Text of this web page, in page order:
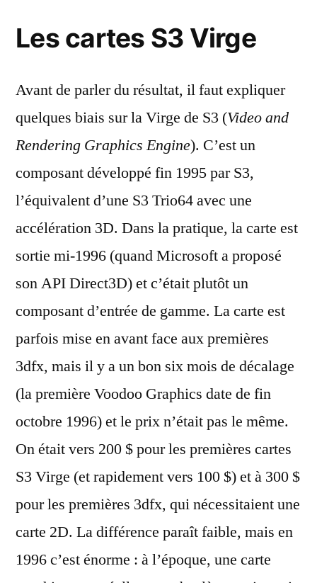
Les cartes S3 Virge
Avant de parler du résultat, il faut expliquer
quelques biais sur la Virge de S3 (Video and
Rendering Graphics Engine). C’est un
composant développé fin 1995 par S3,
l’équivalent d’une S3 Trio64 avec une
accélération 3D. Dans la pratique, la carte est
sortie mi-1996 (quand Microsoft a proposé
son API Direct3D) et c’était plutôt un
composant d’entrée de gamme. La carte est
parfois mise en avant face aux premières
3dfx, mais il y a un bon six mois de décalage
(la première Voodoo Graphics date de fin
octobre 1996) et le prix n’était pas le même.
On était vers 200 $ pour les premières cartes
S3 Virge (et rapidement vers 100 $) et à 300 $
pour les premières 3dfx, qui nécessitaient une
carte 2D. La différence paraît faible, mais en
1996 c’est énorme : à l’époque, une carte